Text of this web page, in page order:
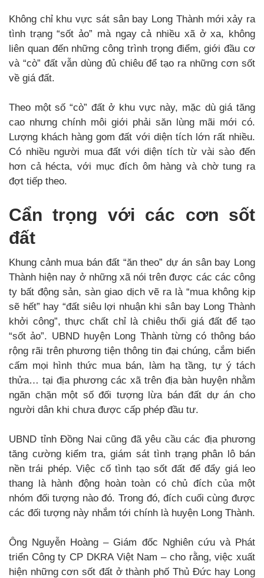
Không chỉ khu vực sát sân bay Long Thành mới xảy ra
tình trạng “sốt ảo” mà ngay cả nhiều xã ở xa, không
liên quan đến những công trình trọng điểm, giới đầu cơ
và “cò” đất vẫn dùng đủ chiêu để tạo ra những cơn sốt
về giá đất.
Theo một số “cò” đất ở khu vực này, mặc dù giá tăng
cao nhưng chính môi giới phải săn lùng mãi mới có.
Lượng khách hàng gom đất với diện tích lớn rất nhiều.
Có nhiều người mua đất với diện tích từ vài sào đến
hơn cả hécta, với mục đích ôm hàng và chờ tung ra
đợt tiếp theo.
Cẩn trọng với các cơn sốt
đất
Khung cảnh mua bán đất “ăn theo” dự án sân bay Long
Thành hiện nay ở những xã nói trên được các các công
ty bất động sản, sàn giao dịch vẽ ra là “mua không kịp
sẽ hết” hay “đất siêu lợi nhuận khi sân bay Long Thành
khởi công”, thực chất chỉ là chiêu thổi giá đất để tạo
“sốt ảo”. UBND huyện Long Thành từng có thông báo
rộng rãi trên phương tiện thông tin đại chúng, cắm biển
cấm mọi hình thức mua bán, làm hạ tầng, tự ý tách
thửa… tại địa phương các xã trên địa bàn huyện nhằm
ngăn chặn một số đối tượng lừa bán đất dự án cho
người dân khi chưa được cấp phép đầu tư.
UBND tỉnh Đồng Nai cũng đã yêu cầu các địa phương
tăng cường kiểm tra, giám sát tình trạng phân lô bán
nền trái phép. Việc cố tình tạo sốt đất để đẩy giá leo
thang là hành động hoàn toàn có chủ đích của một
nhóm đối tượng nào đó. Trong đó, đích cuối cùng được
các đối tượng này nhắm tới chính là huyện Long Thành.
Ông Nguyễn Hoàng – Giám đốc Nghiên cứu và Phát
triển Công ty CP DKRA Việt Nam – cho rằng, việc xuất
hiện những cơn sốt đất ở thành phố Thủ Đức hay Long